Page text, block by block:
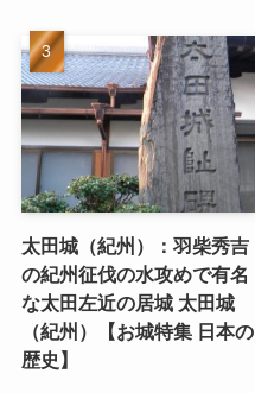
太田城（紀州）：羽柴秀吉
の紀州征伐の水攻めで有名
な太田左近の居城 太田城
（紀州）【お城特集 日本の
歴史】